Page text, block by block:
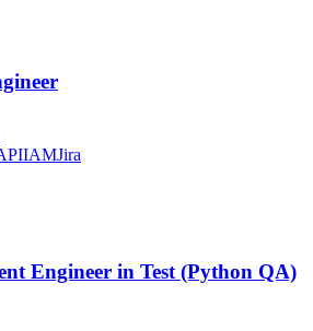
IAMJira
Engineer in Test (Python QA)